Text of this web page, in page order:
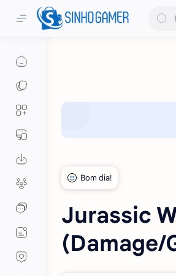
Jurassic
(Damage/